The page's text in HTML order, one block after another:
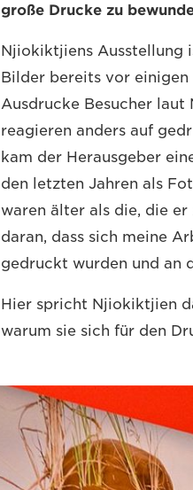
große Drucke zu
Njiokiktjiens Ausstellung
Bilder bereits vor
Ausdrucke Besucher laut
reagieren anders auf
kam der Herausgeber
den letzten Jahren als
waren älter als die, die er
daran, dass sich meine
gedruckt wurden und an
Hier spricht Njiokiktjien
warum sie sich für den